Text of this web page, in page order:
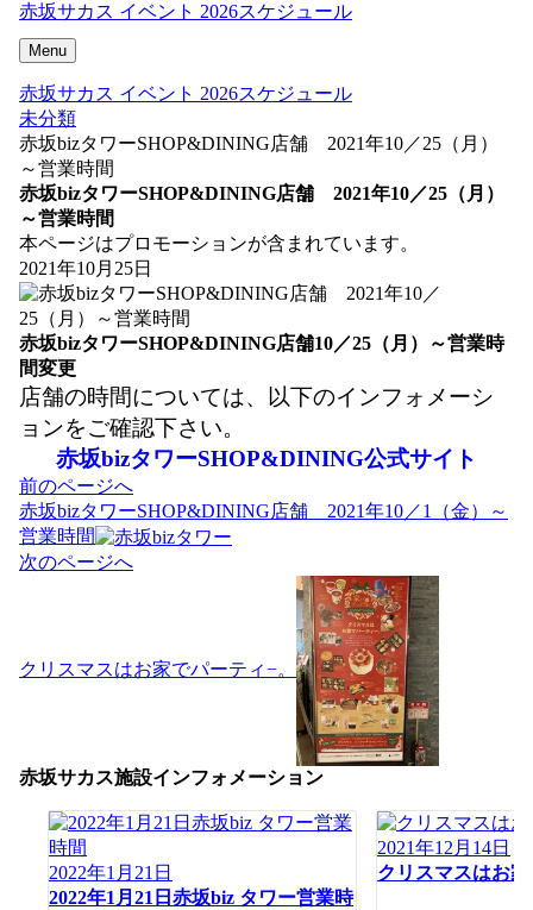
赤坂サカス イベント 2026スケジュール
Menu
赤坂サカス イベント 2026スケジュール
未分類
赤坂bizタワーSHOP&DINING店舗 2021年10／25（月）
～営業時間
赤坂bizタワーSHOP&DINING店舗 2021年10／25（月）
～営業時間
本ページはプロモーションが含まれています。
2021年10月25日
赤坂bizタワーSHOP&DINING店舗10／25（月）～営業時
間変更
店舗の時間については、以下のインフォメーシ
ョンをご確認下さい。
赤坂bizタワーSHOP&DINING公式サイト
投
稿
ナ
ビ
ョ
ン
前のページへ
赤坂bizタワーSHOP&DINING店舗 2021年10／1（金）～
営業時間
次のページへ
クリスマスはお家でパーティ−。
赤坂サカス施設インフォメーション
2022年1月21日
2022年1月21日赤坂biz タワー営業時
2021年12月14日
クリスマスはお